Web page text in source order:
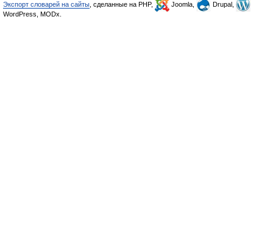
Экспорт словарей на сайты , сделанные на PHP, Joomla,
Drupal,
WordPress, MODx.